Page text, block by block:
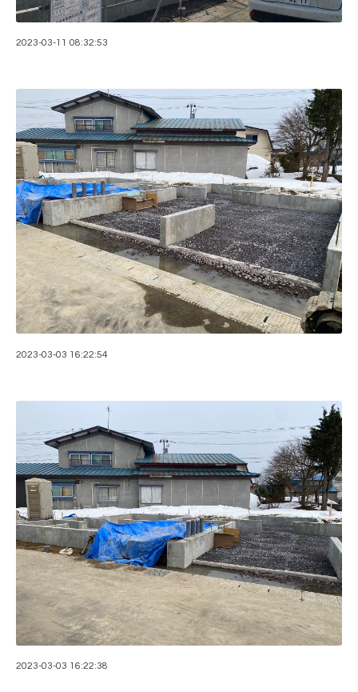
2023-03-11 08:32:53
2023-03-03 16:22:54
2023-03-03 16:22:38